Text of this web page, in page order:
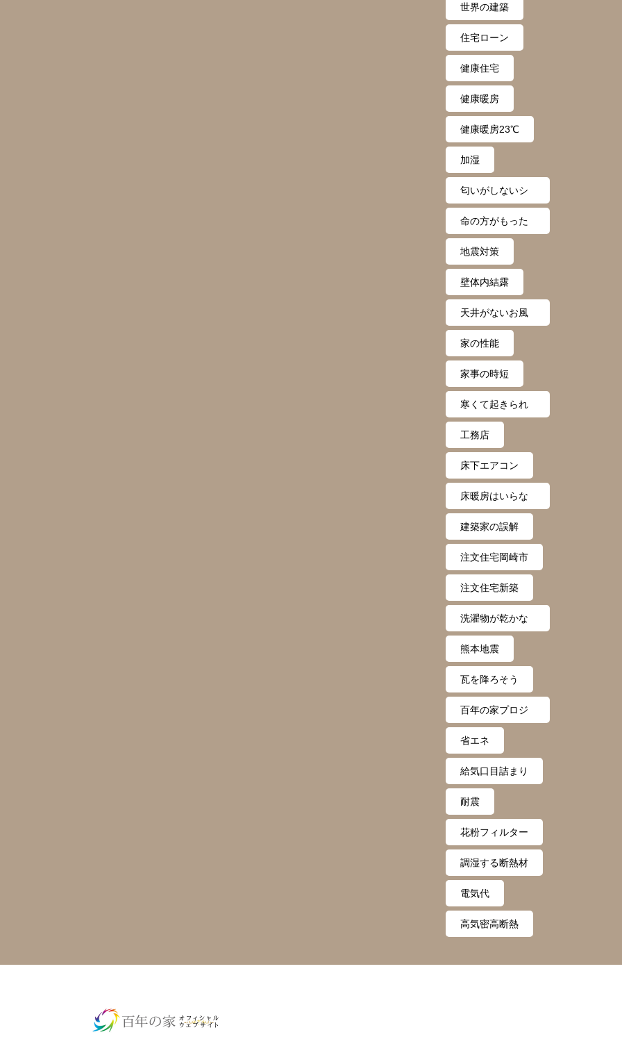
世界の建築
住宅ローン
健康住宅
健康暖房
健康暖房23℃
加湿
匂いがしないシ
ステム
命の方がもった
いない
地震対策
壁体内結露
天井がないお風
呂
家の性能
家事の時短
寒くて起きられ
ない
工務店
床下エアコン
床暖房はいらな
い
建築家の誤解
注文住宅岡崎市
注文住宅新築
洗濯物が乾かな
い
熊本地震
瓦を降ろそう
百年の家プロジ
ェクト
省エネ
給気口目詰まり
耐震
花粉フィルター
調湿する断熱材
電気代
高気密高断熱